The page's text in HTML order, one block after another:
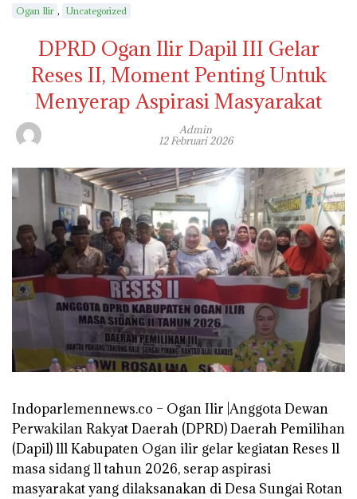
Ogan Ilir , Uncategorized
DPRD Ogan Ilir Dapil III Gelar
Reses II, Moment Penting Untuk
Menyerap Aspirasi Masyarakat
Admin
12 Februari 2026
Indoparlemennews.co – Ogan Ilir |Anggota Dewan
Perwakilan Rakyat Daerah (DPRD) Daerah Pemilihan
(Dapil) lll Kabupaten Ogan ilir gelar kegiatan Reses ll
masa sidang ll tahun 2026, serap aspirasi
masyarakat yang dilaksanakan di Desa Sungai Rotan